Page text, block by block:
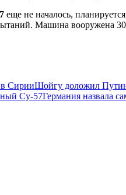
еще не началось,
Машина вооружена
СирииШойгу доложил
Су-57Германия назвала